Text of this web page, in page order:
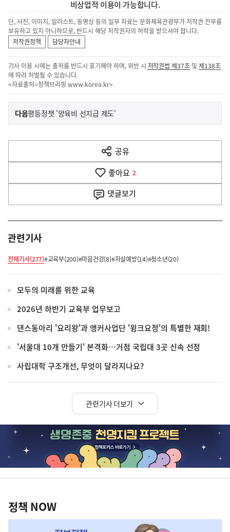
비상업적 이용이 가능합니다.
단, 사진, 이미지, 일러스트, 동영상 등의 일부 자료는 문화체육관광부가 저작권 전부를
보유하고 있지 아니하므로, 반드시 해당 저작권자의 허락을 받으셔야 합니다.
저작권정책
담당자안내
기사 이용 시에는 출처를 반드시 표기해야 하며, 위반 시 저작권법 제37조 및제138조
에 따라 처벌될 수 있습니다.
<자료출처=정책브리핑 www.korea.kr>
이
전
다
음
다음기
평등정챗 '양육비 선지급 제도'
공유
열
기
좋아요 2
댓글보기
관련기사
전체기사(277)#교육부(200)#마음건강(8)#자살예방(14)#청소년(20)
모두의 미래를 위한 교육
2026년 하반기 교육부 업무보고
댄스동아리 '요리왕'과 앵커사업단 '윙크요정'의 특별한 재회!
'서울대 10개 만들기' 본격화…거점 국립대 3곳 신속 선정
사립대학 구조개선, 무엇이 달라지나요?
관련기사 더보기
배
너
역책
NOW,
정책 NOW